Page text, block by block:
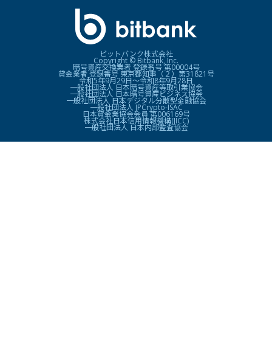
ビットバンク株式会社
Copyright © Bitbank, Inc.
暗号資産交換業者 登録番号 第00004号
貸金業者 登録番号 東京都知事（２）第31821号
令和5年9月29日〜令和8年9月28日
一般社団法人 日本暗号資産等取引業協会
一般社団法人 日本暗号資産ビジネス協会
一般社団法人 日本デジタル分散型金融協会
一般社団法人 JPCrypto-ISAC
日本貸金業協会会員 第006169号
株式会社日本信用情報機構(JICC)
一般社団法人 日本内部監査協会